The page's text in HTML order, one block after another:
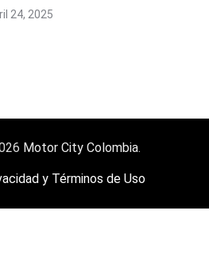
24, 2025
Motor City Colombia.
y Términos de Uso